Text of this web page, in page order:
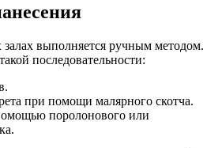
залах выполняется ручным методом.
последовательности:
при помощи малярного скотча.
поролонового или